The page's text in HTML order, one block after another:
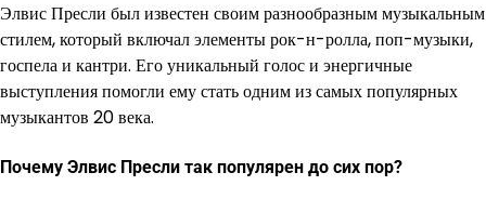
Элвис Пресли был известен своим разнообразным музыкальным
стилем, который включал элементы рок-н-ролла, поп-музыки,
госпела и кантри. Его уникальный голос и энергичные
выступления помогли ему стать одним из самых популярных
музыкантов 20 века.
Почему Элвис Пресли так популярен до сих пор?